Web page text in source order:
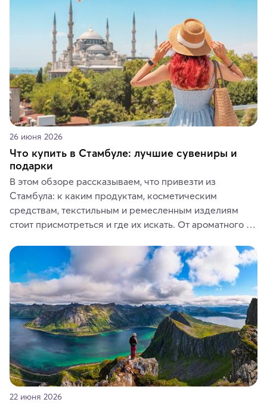
ярких впечатлений от путешествий.
26 июня 2026
Что купить в Стамбуле: лучшие сувениры и
подарки
В этом обзоре рассказываем, что привезти из
Стамбула: к каким продуктам, косметическим
средствам, текстильным и ремесленным изделиям
стоит присмотреться и где их искать. От ароматного
керамики и изделий из кожи на турецких рынках и в
аутентичных лавках — в подарок близким или себе на
память о путешествии.
22 июня 2026